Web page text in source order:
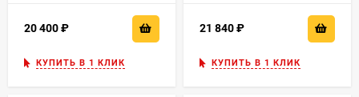
20 400
КУПИТЬ В 1 КЛИК
21 840
КУПИТЬ В 1 КЛИК